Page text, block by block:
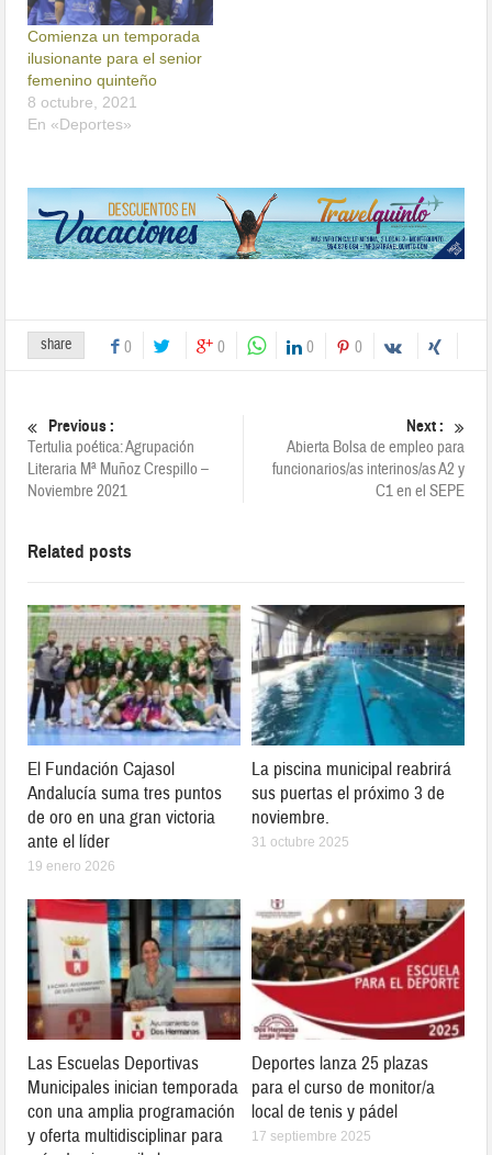
Comienza un temporada
ilusionante para el senior
femenino quinteño
8 octubre, 2021
En «Deportes»
share 0 0 0 0
Previous :
Tertulia poética: Agrupación
Literaria Mª Muñoz Crespillo –
Noviembre 2021
Next :
Abierta Bolsa de empleo para
funcionarios/as interinos/as A2 y
C1 en el SEPE
Related posts
El Fundación Cajasol
Andalucía suma tres puntos
de oro en una gran victoria
ante el líder
19 enero 2026
La piscina municipal reabrirá
sus puertas el próximo 3 de
noviembre.
31 octubre 2025
Las Escuelas Deportivas
Municipales inician temporada
con una amplia programación
y oferta multidisciplinar para
Deportes lanza 25 plazas
para el curso de monitor/a
local de tenis y pádel
17 septiembre 2025